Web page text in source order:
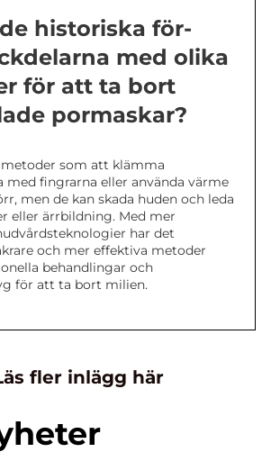
historiska för-
med olika
för att ta bort
pormaskar?
som att klämma
med fingrarna eller använda värme
men de kan skada huden och leda
eller ärrbildning. Med mer
har det
och mer effektiva metoder
behandlingar och
för att ta bort milien.
fler inlägg här